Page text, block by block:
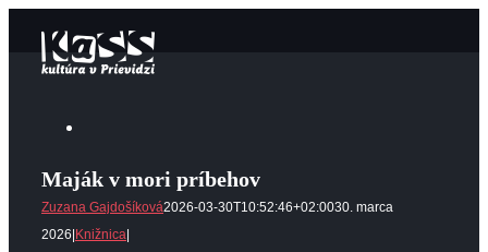
content
Image
Maják v mori príbehov
Zuzana Gajdošíková2026-03-30T10:52:46+02:0030. marca
2026 Knižnica